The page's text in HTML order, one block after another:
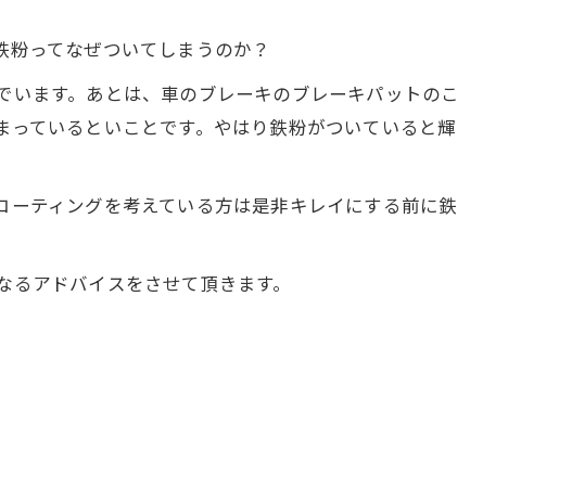
ってなぜついてしまうのか？
ます。あとは、車のブレーキのブレーキパットのこ
ているといことです。やはり鉄粉がついていると輝
ティングを考えている方は是非キレイにする前に鉄
アドバイスをさせて頂きます。